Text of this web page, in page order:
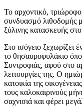
Το αρχοντικό,
συνδυασμό λιθοδομής
ξύλινης κατασκευής
Στο ισόγειο ξεχωρίζει
το θησαυροφυλάκιο
Συντροφιάς, αφού στο
λειτουργίες της. Ο
κατοικία της
τους καλοκαιρινούς
σαχνισιά και φέρει